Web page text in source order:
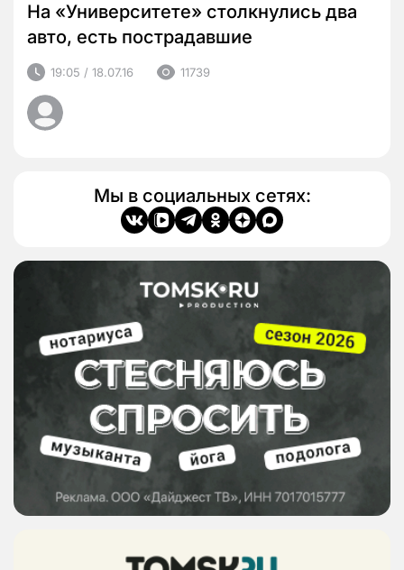
На «Университете» столкнулись два
авто, есть пострадавшие
19:05 / 18.07.16 11739
Мы в социальных сетях: